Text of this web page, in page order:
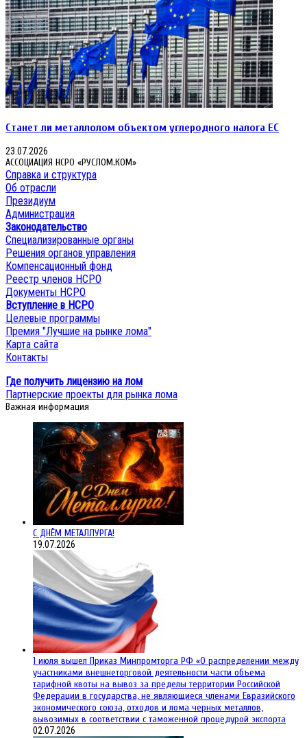
Станет ли металлолом объектом углеродного налога ЕС
23.07.2026
АССОЦИАЦИЯ НСРО «РУСЛОМ.КОМ»
Справка и структура
Об отрасли
Президиум
Администрация
Законодательство
Специализированные органы
Решения органов управления
Компенсационный фонд
Реестр членов НСРО
Документы НСРО
Вступление в НСРО
Целевые программы
Премия "Лучшие на рынке лома"
Карта сайта
Контакты
Где получить лицензию на лом
Партнерские проекты для рынка лома
Важная информация
С ДНЁМ МЕТАЛЛУРГА!
19.07.2026
1 июля вышел Приказ Минпромторга РФ «О распределении между
участниками внешнеторговой деятельности части объема
тарифной квоты на вывоз за пределы территории Российской
Федерации в государства, не являющиеся членами Евразийского
экономического союза, отходов и лома черных металлов,
вывозимых в соответствии с таможенной процедурой экспорта
02.07.2026